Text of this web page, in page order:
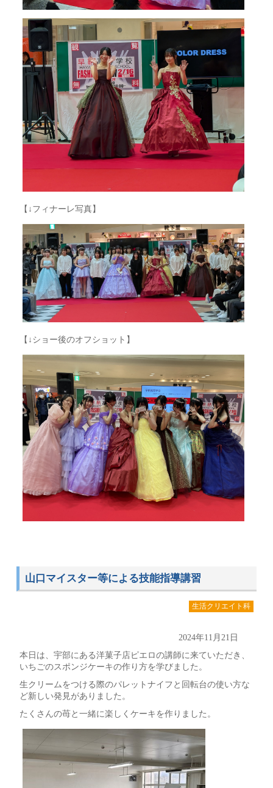
【↓フィナーレ写真】
【↓ショー後のオフショット】
山口マイスター等による技能指導講習
生活クリエイト科
2024年11月21日
本日は、宇部にある洋菓子店ピエロの講師に来ていただき、
いちごのスポンジケーキの作り方を学びました。
生クリームをつける際のパレットナイフと回転台の使い方な
ど新しい発見がありました。
たくさんの苺と一緒に楽しくケーキを作りました。